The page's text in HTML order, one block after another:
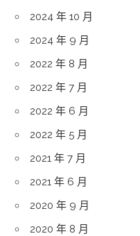
2024 年 10 月
2024 年 9 月
2022 年 8 月
2022 年 7 月
2022 年 6 月
2022 年 5 月
2021 年 7 月
2021 年 6 月
2020 年 9 月
2020 年 8 月